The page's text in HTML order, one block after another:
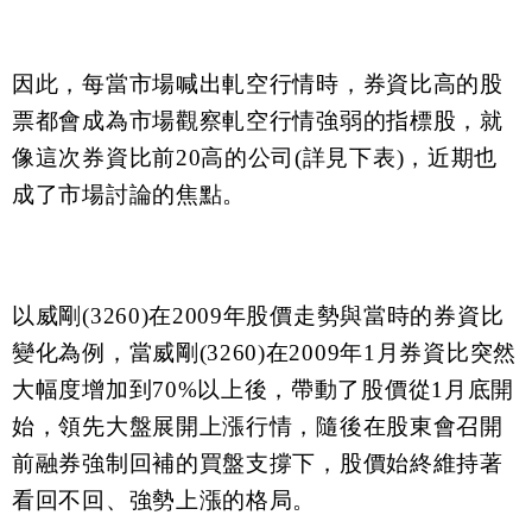
因此，每當市場喊出軋空行情時，券資比高的股
票都會成為市場觀察軋空行情強弱的指標股，就
像這次券資比前20高的公司(詳見下表)，近期也
成了市場討論的焦點。
以威剛(3260)在2009年股價走勢與當時的券資比
變化為例，當威剛(3260)在2009年1月券資比突然
大幅度增加到70%以上後，帶動了股價從1月底開
始，領先大盤展開上漲行情，隨後在股東會召開
前融券強制回補的買盤支撐下，股價始終維持著
看回不回、強勢上漲的格局。